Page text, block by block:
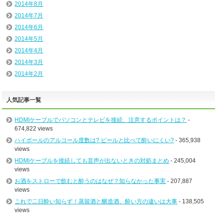
2014年8月
2014年7月
2014年6月
2014年5月
2014年4月
2014年3月
2014年2月
人気記事一覧
HDMIケーブルでパソコンとテレビを接続、注意するポイントは？ -
674,822 views
ハイボールのアルコール度数は? ビールと比べて酔いにくい? - 365,938
views
HDMIケーブルを接続しても音声が出ないときの対処まとめ - 245,004
views
お酒をストローで飲むと酔うのはなぜ？知らなかった事実 - 207,887
views
これで二日酔い知らず！蒸留酒と醸造酒、酔い方の違いは大事 - 138,505
views